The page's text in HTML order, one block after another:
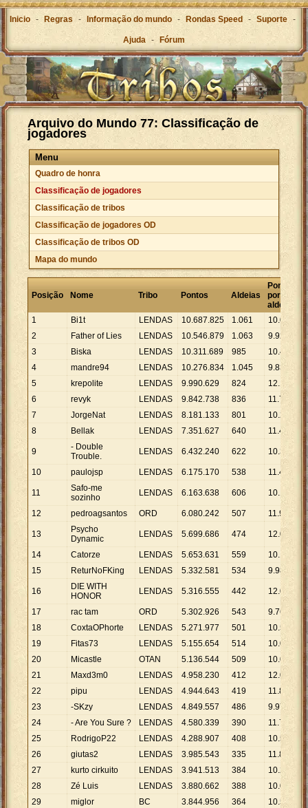
Inicio - Regras - Informação do mundo - Rondas Speed - Suporte -
Ajuda - Fórum
Arquivo do Mundo 77: Classificação de
jogadores
Menu
Quadro de honra
Classificação de jogadores
Classificação de tribos
Classificação de jogadores OD
Classificação de tribos OD
Mapa do mundo
Posição Nome Tribo Pontos Aldeias
Pontos
por
aldeia
1
Bi1t LENDAS 10.687.825 1.061 10.073
2
Father of Lies LENDAS 10.546.879 1.063 9.922
3
Biska LENDAS 10.311.689 985 10.469
4
mandre94 LENDAS 10.276.834 1.045 9.834
5
krepolite LENDAS 9.990.629 824 12. 125
6
revyk LENDAS 9.842.738 836 11.774
7
JorgeNat LENDAS 8.181.133 801 10.214
8
Bellak LENDAS 7.351.627 640 11.487
9
- Double
Trouble.
LENDAS 6.432.240 622 10.341
10 paulojsp LENDAS 6.175.170 538 11.478
11
Safo-me
sozinho
LENDAS 6.163.638 606 10.
12 pedroagsantos ORD 6.080.242 507 11.993
13
Psycho
Dynamic
LENDAS 5.699.686 474 12.025
14 Catorze LENDAS 5.653.631 559 10.
15
ReturNoFKing LENDAS 5.332.581 534 9.986
16
DIE WITH
HONOR
LENDAS 5.316.555 442 12.028
17 rac tam ORD 5.302.926 543 9.766
18
CoxtaOPhorte LENDAS 5.271.977 501 10.523
19
Fitas73 LENDAS 5.155.654 514 10.030
20
Micastle OTAN 5.136.544 509 10.091
21
Maxd3m0 LENDAS 4.958.230 412 12.035
22
pipu LENDAS 4.944.643 419 11.801
23
-SKzy LENDAS 4.849.557 486 9.979
24
- Are You Sure ? LENDAS 4.580.339 390 11.744
25
RodrigoP22 LENDAS 4.288.907 408 10.512
26
giutas2 LENDAS 3.985.543 335 11.897
27
kurto cirkuito LENDAS 3.941.513 384 10.264
28
Zé Luis LENDAS 3.880.662 388 10.002
29
miglor BC 3.844.956 364 10.563